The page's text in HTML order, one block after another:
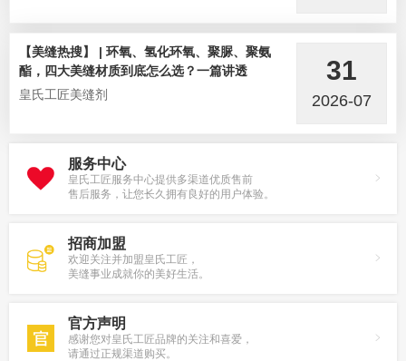
【美缝热搜】 | 环氧、氢化环氧、聚脲、聚氨
酯，四大美缝材质到底怎么选？一篇讲透
皇氏工匠美缝剂
31
2026-07
服务中心
皇氏工匠服务中心提供多渠道优质售前
售后服务，让您长久拥有良好的用户体验。
招商加盟
欢迎关注并加盟皇氏工匠，
美缝事业成就你的美好生活。
官方声明
感谢您对皇氏工匠品牌的关注和喜爱，
请通过正规渠道购买。